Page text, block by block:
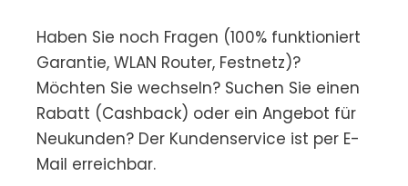
Haben Sie noch Fragen (100% funktioniert
Garantie, WLAN Router, Festnetz)?
Möchten Sie wechseln? Suchen Sie einen
Rabatt (Cashback) oder ein Angebot für
Neukunden? Der Kundenservice ist per E-
Mail erreichbar.